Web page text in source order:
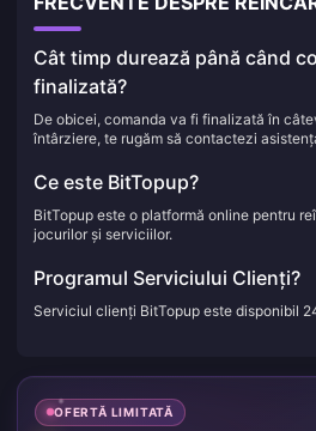
Cât timp durează până când
finalizată?
De obicei, comanda va fi finalizată în
întârziere, te rugăm să contactezi
Ce este BitTopup?
BitTopup este o platformă online pentru
jocurilor și serviciilor.
Programul Serviciului Clienți?
Serviciul clienți BitTopup este disponibil
OFERTĂ LIMITATĂ